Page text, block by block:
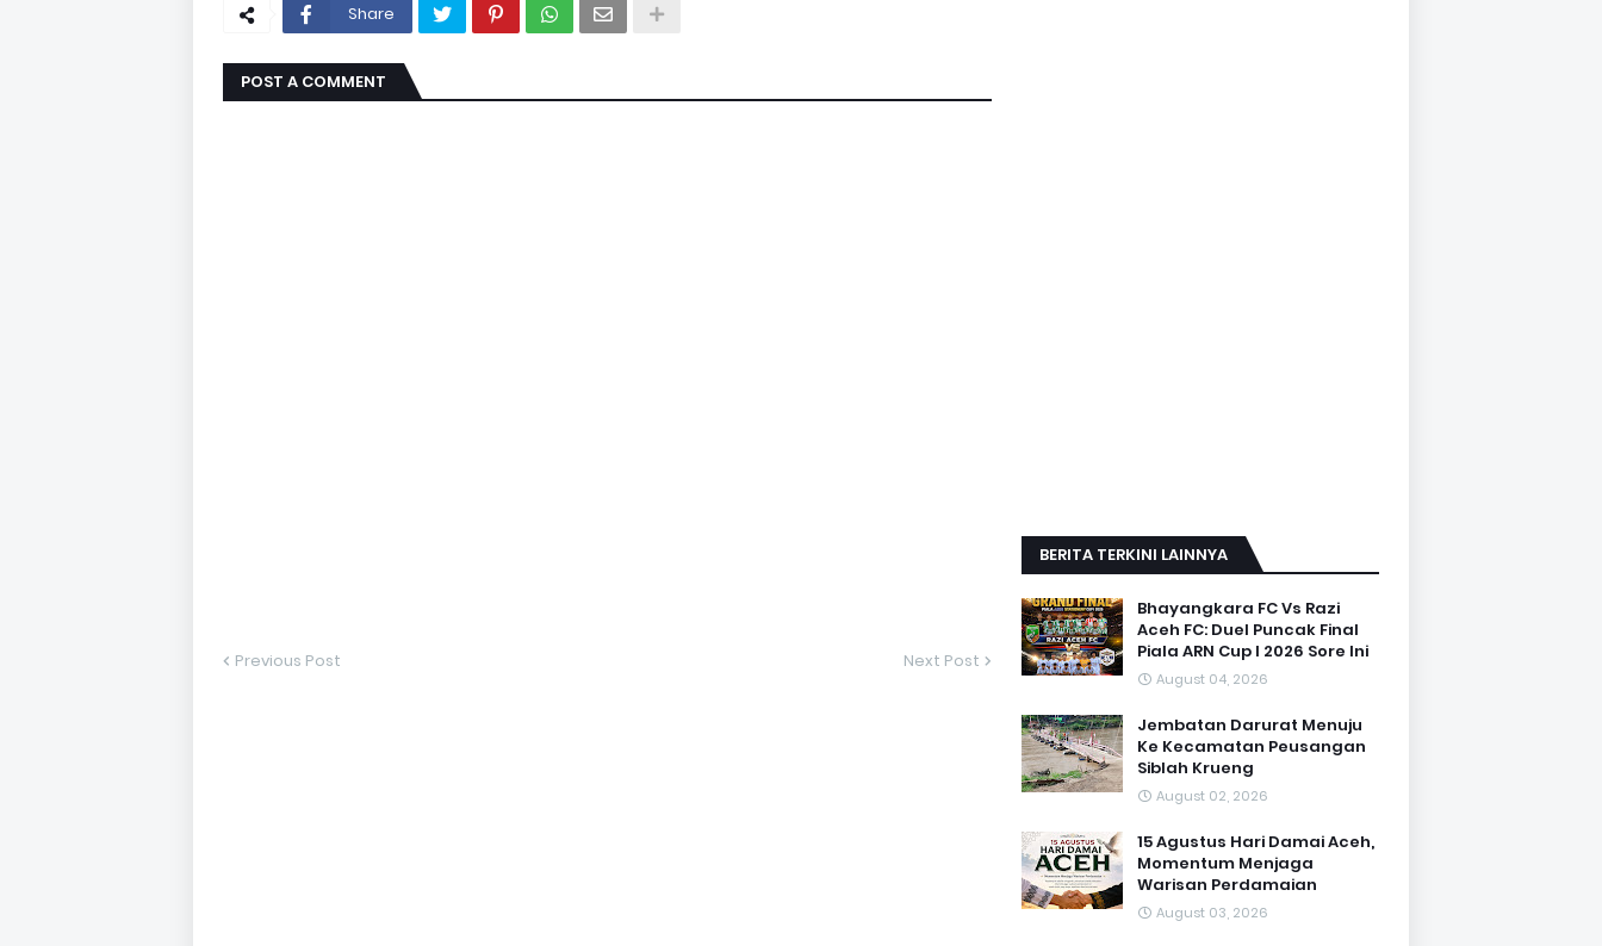
Share
POST A COMMENT
Previous Post Next Post
BERITA TERKINI LAINNYA
Bhayangkara FC Vs Razi
Aceh FC: Duel Puncak Final
Piala ARN Cup I 2026 Sore Ini
August 04, 2026
Jembatan Darurat Menuju
Ke Kecamatan Peusangan
Siblah Krueng
August 02, 2026
15 Agustus Hari Damai Aceh,
Momentum Menjaga
Warisan Perdamaian
August 03, 2026